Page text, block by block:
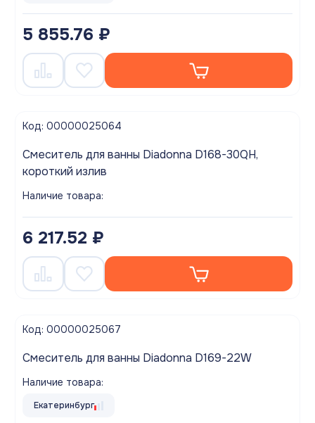
5 855.76 ₽
Код: 00000025064
Смеситель для ванны Diadonna D168-30QH,
короткий излив
Наличие товара:
6 217.52 ₽
Код: 00000025067
Смеситель для ванны Diadonna D169-22W
Наличие товара:
Екатеринбург